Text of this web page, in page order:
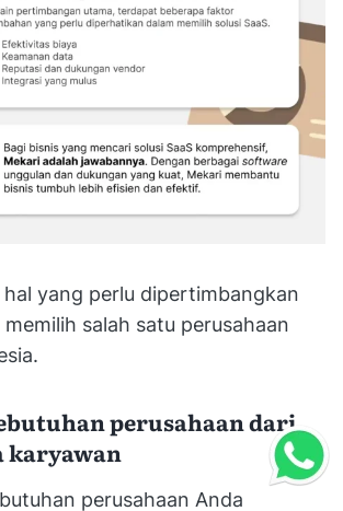
yang perlu dipertimbangkan
salah satu perusahaan
perusahaan dari
karyawan
perusahaan Anda